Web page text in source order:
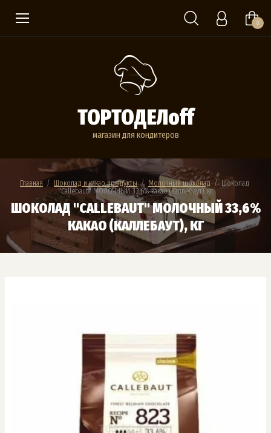
0
ТОРТОДЕЛoff
магазин для кондитеров
Главная
  /
Шоколад и какао продукты
  /
Молочный шоколад
  /  Шоколад
"Callebaut" МОЛОЧНЫЙ 33,6% какао (Каллебаут), кг
ШОКОЛАД "CALLEBAUT" МОЛОЧНЫЙ 33,6%
КАКАО (КАЛЛЕБАУТ), КГ